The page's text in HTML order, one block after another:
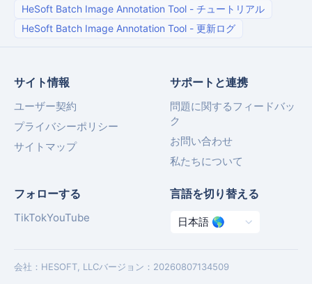
HeSoft Batch Image Annotation Tool - チュートリアル
HeSoft Batch Image Annotation Tool - 更新ログ
サイト情報
ユーザー契約
プライバシーポリシー
サイトマップ
サポートと連携
問題に関するフィードバッ
ク
お問い合わせ
私たちについて
フォローする
TikTokYouTube
言語を切り替える
会社 ： HESOFT, LLCバージョン ： 20260807134509